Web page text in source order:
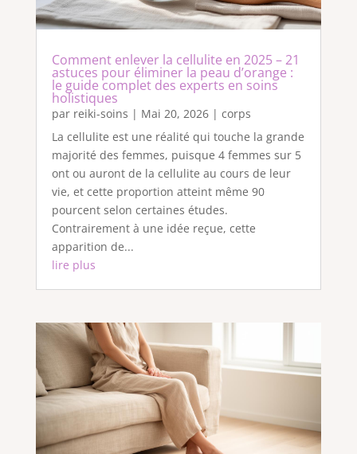
Comment enlever la cellulite en 2025 – 21
astuces pour éliminer la peau d’orange :
le guide complet des experts en soins
holistiques
par reiki-soins | Mai 20, 2026| corps
La cellulite est une réalité qui touche la grande
majorité des femmes, puisque 4 femmes sur 5
ont ou auront de la cellulite au cours de leur
vie, et cette proportion atteint même 90
pourcent selon certaines études.
Contrairement à une idée reçue, cette
apparition de...
lire plus